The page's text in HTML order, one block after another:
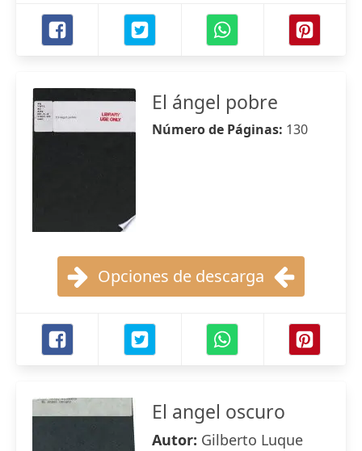
El ángel pobre
Número de Páginas: 130
Opciones de descarga
El angel oscuro
Autor: Gilberto Luque